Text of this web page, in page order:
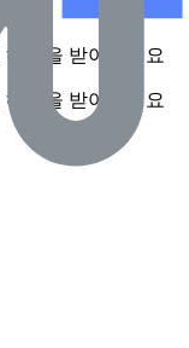
택을 받아보세요
택을 받아보세요